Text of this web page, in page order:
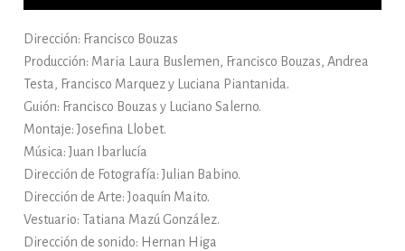
Dirección: Francisco Bouzas
Producción: Maria Laura Buslemen, Francisco Bouzas, Andrea
Testa, Francisco Marquez y Luciana Piantanida.
Guión: Francisco Bouzas y Luciano Salerno.
Montaje: Josefina Llobet.
Música: Juan Ibarlucía
Dirección de Fotografía: Julian Babino.
Dirección de Arte: Joaquín Maito.
Vestuario: Tatiana Mazú González.
Dirección de sonido: Hernan Higa